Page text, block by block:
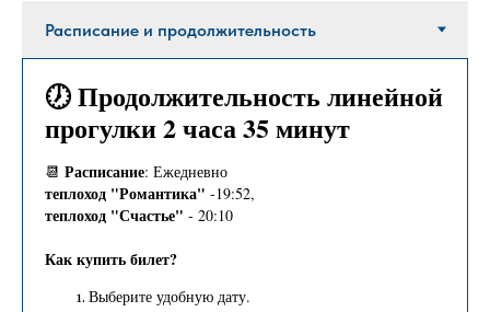
🕖 Продолжительность линейной
прогулки 2 часа 35 минут
📆 Расписание: Ежедневно
теплоход "Романтика" -19:52,
теплоход "Счастье" - 20:10
Как купить билет?
Выберите удобную дату.